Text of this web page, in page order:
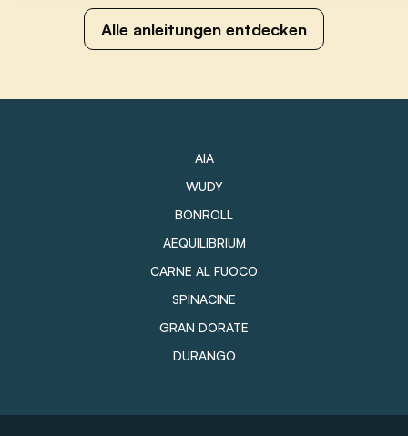
Alle anleitungen entdecken
AIA
WUDY
BONROLL
AEQUILIBRIUM
CARNE AL FUOCO
SPINACINE
GRAN DORATE
DURANGO